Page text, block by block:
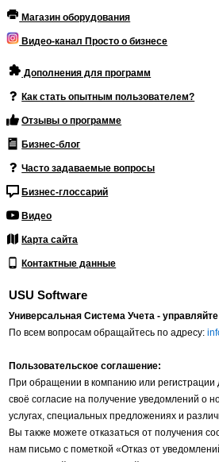
Магазин оборудования
Видео-канал Просто о бизнесе
Дополнения для программ
Как стать опытным пользователем?
Отзывы о программе
Бизнес-блог
Часто задаваемые вопросы
Бизнес-глоссарий
Видео
Карта сайта
Контактные данные
USU Software
Универсальная Система Учета -
По всем вопросам обращайтесь по адресу:
Пользовательское соглашение:
При обращении в компанию или регистрации
своё согласие на получение уведомлений о
услугах, специальных предложениях и
Вы также можете отказаться от получения
нам письмо с пометкой «Отказ от